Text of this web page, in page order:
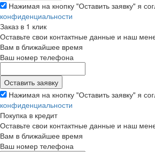
Нажимая на кнопку "Оставить заявку" я
конфиденциальности
Заказ в 1 клик
Оставьте свои контактные данные и наш
Вам в ближайшее время
Ваш номер телефона
Нажимая на кнопку "Оставить заявку" я
конфиденциальности
Покупка в кредит
Оставьте свои контактные данные и наш
Вам в ближайшее время
Ваш номер телефона